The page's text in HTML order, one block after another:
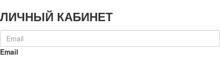
ЛИЧНЫЙ КАБИНЕТ
Email